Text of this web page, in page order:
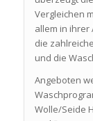
Vergleichen
allem in ihrer
die
und die
Angeboten
Wolle/Seide